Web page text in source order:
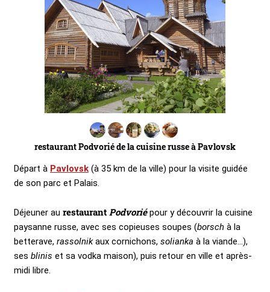
restaurant Podvorié de la cuisine russe à Pavlovsk
Départ à Pavlovsk (à 35 km de la ville) pour la visite guidée
de son parc et Palais.
Déjeuner au restaurant Podvoriépour y découvrir la cuisine
paysanne russe, avec ses copieuses soupes (borsch à la
betterave, rassolnikaux cornichons, solianka à la viande…),
ses blinis et sa vodka maison), puis retour en ville et après-
midi libre.